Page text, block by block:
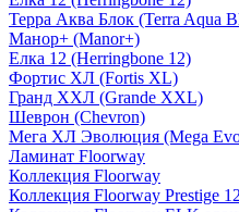
Терра Аква Блок (Terra Aqua
Манор+ (Manor+)
Елка 12 (Herringbone 12)
Фортис ХЛ (Fortis XL)
Гранд ХХЛ (Grande XXL)
Шеврон (Chevron)
Мега ХЛ Эволюция (Mega
Ламинат Floorway
Коллекция Floorway
Коллекция Floorway Prestige